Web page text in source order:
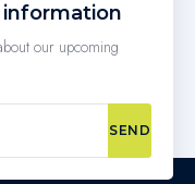
our upcoming
SEND